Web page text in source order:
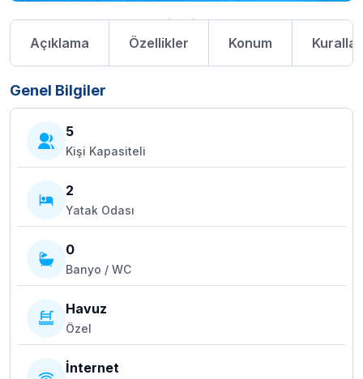
Açıklama Özellikler Konum Kurallar
Genel Bilgiler
5
Kişi Kapasiteli
2
Yatak Odası
0
Banyo / WC
Havuz
Özel
İnternet